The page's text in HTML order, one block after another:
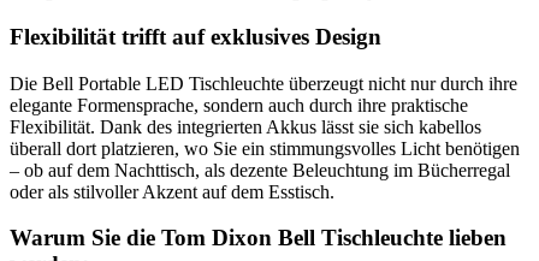
Flexibilität trifft auf exklusives Design
Die Bell Portable LED Tischleuchte überzeugt nicht nur durch ihre
elegante Formensprache, sondern auch durch ihre praktische
Flexibilität. Dank des integrierten Akkus lässt sie sich kabellos
überall dort platzieren, wo Sie ein stimmungsvolles Licht benötigen
– ob auf dem Nachttisch, als dezente Beleuchtung im Bücherregal
oder als stilvoller Akzent auf dem Esstisch.
Warum Sie die Tom Dixon Bell Tischleuchte lieben